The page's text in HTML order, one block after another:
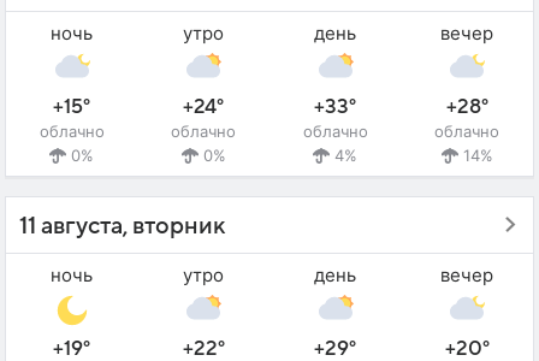
ночь
+15°
облачно
0%
утро
+24°
облачно
0%
день
+33°
облачно
4%
вечер
+28°
облачно
14%
11 августа, вторник
ночь
+19°
утро
+22°
день
+29°
вечер
+20°